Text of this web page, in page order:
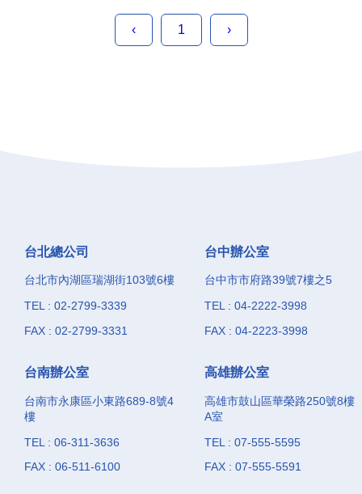
‹ 1 ›
台北總公司
台北市內湖區瑞湖街103號6樓
TEL : 02-2799-3339
FAX : 02-2799-3331
台中辦公室
台中市市府路39號7樓之5
TEL : 04-2222-3998
FAX : 04-2223-3998
台南辦公室
台南市永康區小東路689-8號4
樓
TEL : 06-311-3636
FAX : 06-511-6100
高雄辦公室
高雄市鼓山區華榮路250號8樓
A室
TEL : 07-555-5595
FAX : 07-555-5591